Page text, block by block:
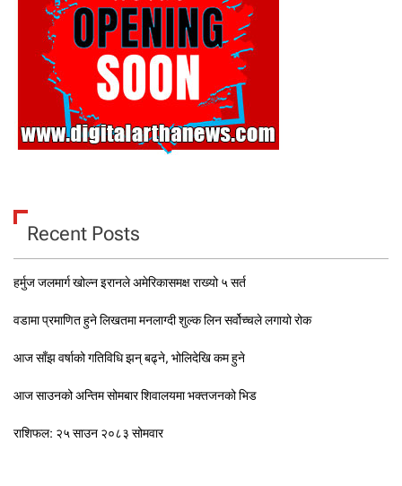
Recent Posts
हर्मुज जलमार्ग खोल्न इरानले अमेरिकासमक्ष राख्यो ५ सर्त
वडामा प्रमाणित हुने लिखतमा मनलाग्दी शुल्क लिन सर्वोच्चले लगायो रोक
आज साँझ वर्षाको गतिविधि झन् बढ्ने, भोलिदेखि कम हुने
आज साउनको अन्तिम सोमबार शिवालयमा भक्तजनको भिड
राशिफल: २५ साउन २०८३ सोमवार